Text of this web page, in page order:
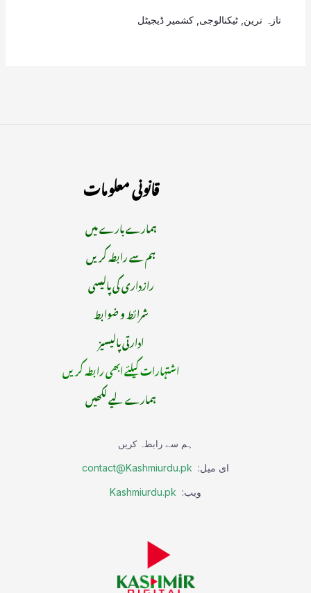
تازہ ترین ٹیکنالوجی کشمیر ڈیجیٹل
قانونی معلومات
ہمارے بارے میں
ہم سے رابطہ کریں
رازداری کی پالیسی
شرائط و ضوابط
ادارتی پالیسیز
اشتہارات کیلئے ابھی رابطہ کریں
ہمارے لیے لکھیں
ہم سے رابطہ کریں
ای میل: contact@Kashmiurdu.pk
ویب: Kashmiurdu.pk